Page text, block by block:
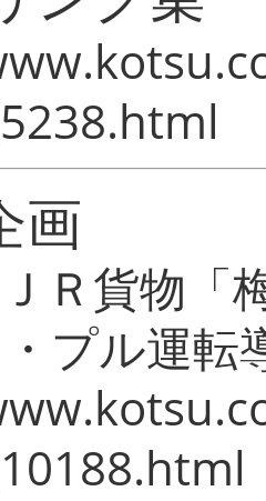
画
Ｒ貨物「
プル運転